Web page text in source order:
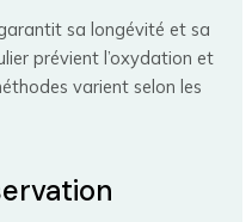
sa longévité et sa
prévient l’oxydation et
varient selon les